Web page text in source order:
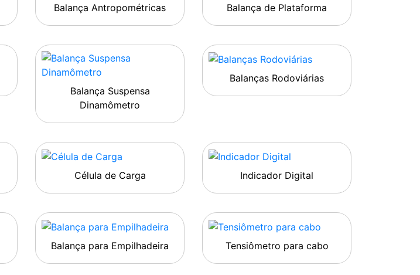
Balança Antropométricas Balança de Plataforma
Balança Suspensa
Dinamômetro
Balanças Rodoviárias
Célula de Carga Indicador Digital
Balança para Empilhadeira Tensiômetro para cabo